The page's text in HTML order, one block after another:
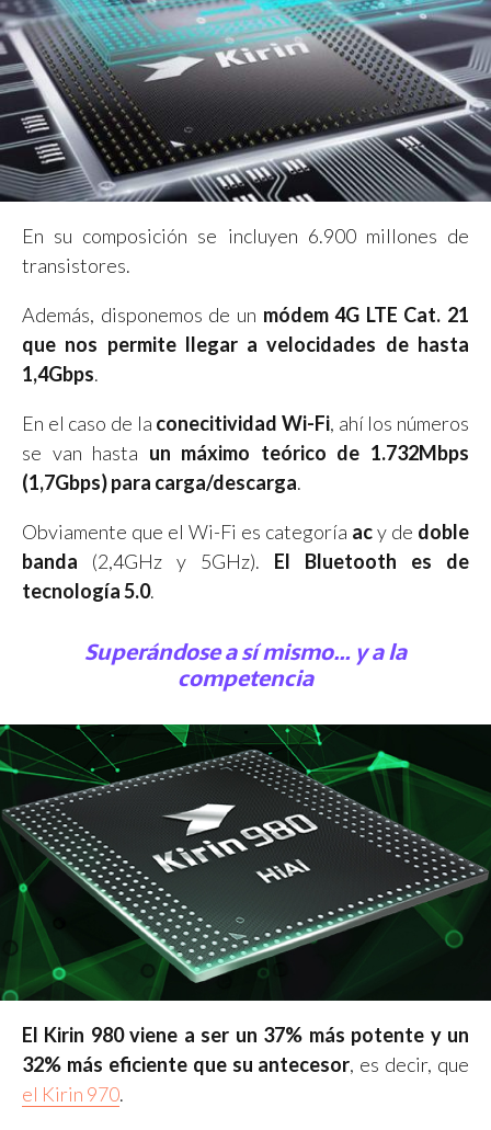
En su composición se incluyen 6.900 millones de
transistores.
Además, disponemos de un módem 4G LTE Cat. 21
que nos permite llegar a velocidades de hasta
1,4Gbps.
En el caso de la conecitividad Wi-Fi, ahí los números
se van hasta un máximo teórico de 1.732Mbps
(1,7Gbps) para carga/descarga.
Obviamente que el Wi-Fi es categoría acy de doble
banda (2,4GHz y 5GHz). El Bluetooth es de
tecnología 5.0.
Superándose a sí mismo… y a la
competencia
El Kirin 980 viene a ser un 37% más potente y un
32% más eficiente que su antecesor, es decir, que
el Kirin 970.